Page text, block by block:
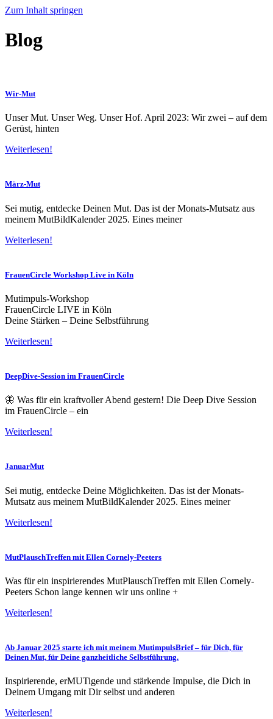
Zum Inhalt springen
Blog
Wir-Mut
Unser Mut. Unser Weg. Unser Hof. April 2023: Wir zwei – auf dem
Gerüst, hinten
Weiterlesen!
März-Mut
Sei mutig, entdecke Deinen Mut. Das ist der Monats-Mutsatz aus
meinem MutBildKalender 2025. Eines meiner
Weiterlesen!
FrauenCircle Workshop Live in Köln
Mutimpuls-Workshop
FrauenCircle LIVE in Köln
Deine Stärken – Deine Selbstführung
Weiterlesen!
DeepDive-Session im FrauenCircle
🦋 Was für ein kraftvoller Abend gestern! Die Deep Dive Session
im FrauenCircle – ein
Weiterlesen!
JanuarMut
Sei mutig, entdecke Deine Möglichkeiten. Das ist der Monats-
Mutsatz aus meinem MutBildKalender 2025. Eines meiner
Weiterlesen!
MutPlauschTreffen mit Ellen Cornely-Peeters
Was für ein inspirierendes MutPlauschTreffen mit Ellen Cornely-
Peeters Schon lange kennen wir uns online +
Weiterlesen!
Ab Januar 2025 starte ich mit meinem MutimpulsBrief – für Dich, für
Deinen Mut, für Deine ganzheitliche Selbstführung.
Inspirierende, erMUTigende und stärkende Impulse, die Dich in
Deinem Umgang mit Dir selbst und anderen
Weiterlesen!